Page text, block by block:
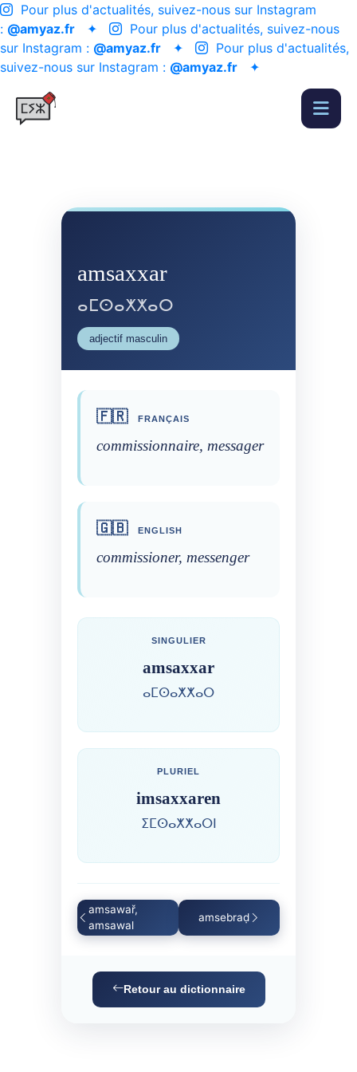
Pour plus d'actualités, suivez-nous sur Instagram
: @amyaz.fr ✦
Pour plus d'actualités, suivez-nous
sur Instagram : @amyaz.fr ✦
Pour plus d'actualités,
suivez-nous sur Instagram : @amyaz.fr ✦
amsaxxar
ⴰⵎⵙⴰⵅⵅⴰⵔ
adjectif masculin
🇫🇷 FRANÇAIS
commissionnaire, messager
🇬🇧 ENGLISH
commissioner, messenger
SINGULIER
amsaxxar
ⴰⵎⵙⴰⵅⵅⴰⵔ
PLURIEL
imsaxxaren
ⵉⵎⵙⴰⵅⵅⴰⵔⵏ
amsawař,
amsawal
amsebraḍ
Retour au dictionnaire